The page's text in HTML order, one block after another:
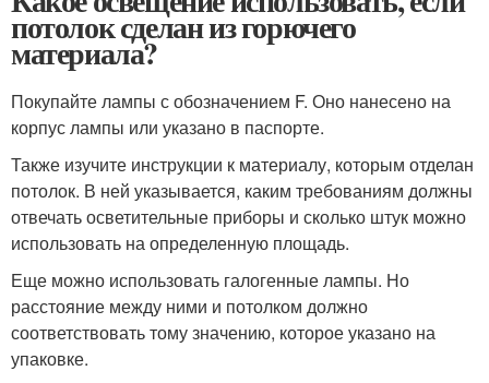
потолок сделан из горючего
материала?
Покупайте лампы с обозначением F. Оно нанесено на
корпус лампы или указано в паспорте.
Также изучите инструкции к материалу, которым отделан
потолок. В ней указывается, каким требованиям должны
отвечать осветительные приборы и сколько штук можно
использовать на определенную площадь.
Еще можно использовать галогенные лампы. Но
расстояние между ними и потолком должно
соответствовать тому значению, которое указано на
упаковке.